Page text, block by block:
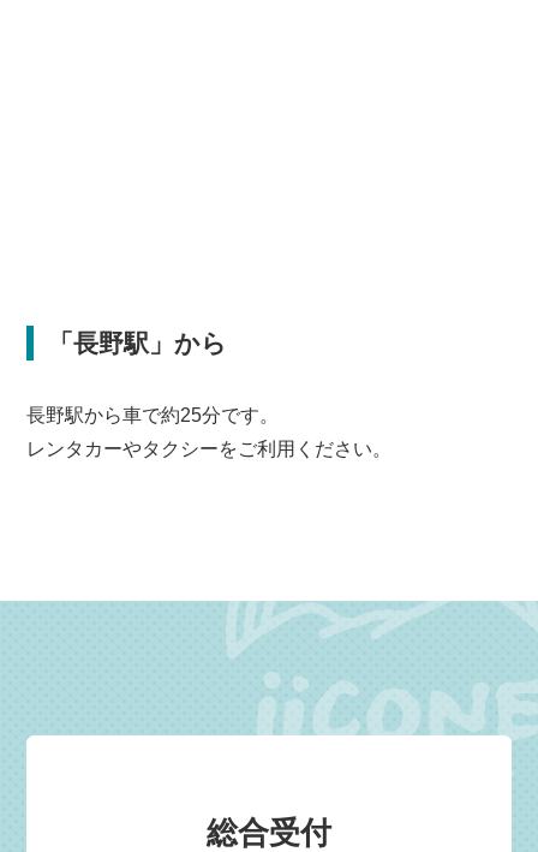
「長野駅」から
長野駅から車で約25分です。
レンタカーやタクシーをご利用ください。
総合受付